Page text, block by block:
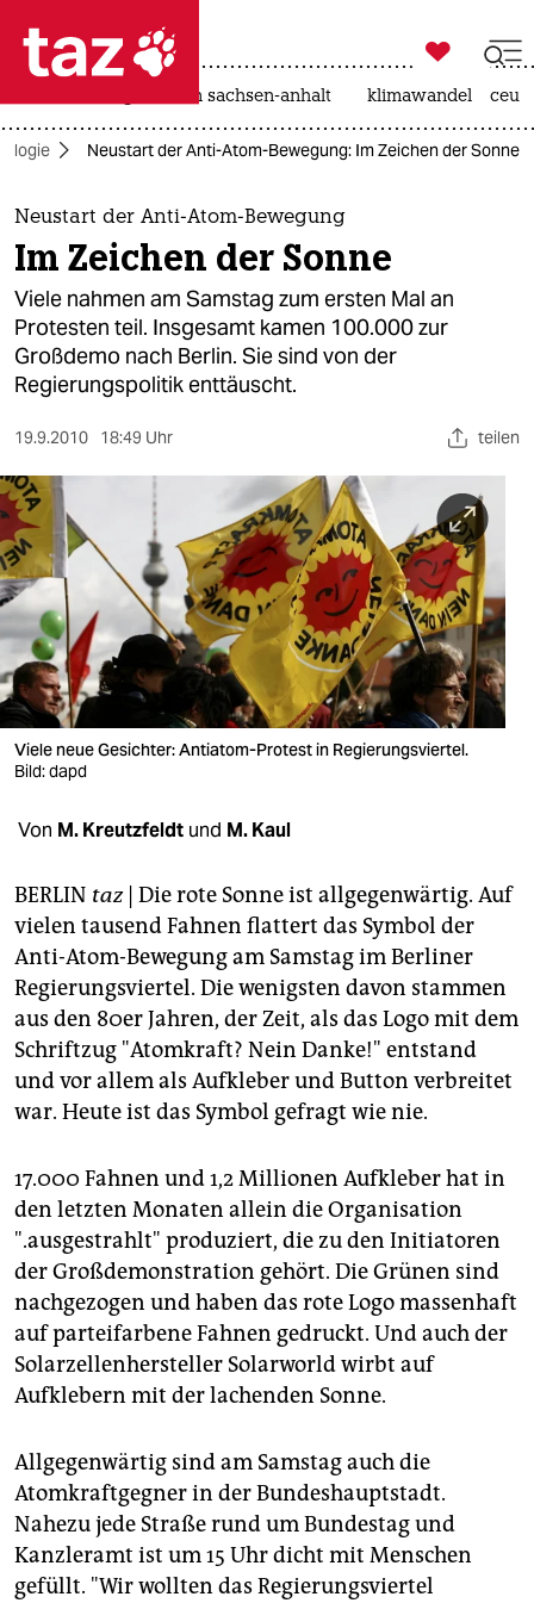
 taz zahl ich
taz zahl ich
themen
politik
öko
gesellschaft
kultur
sport
berlin
nord
wahrheit
verlag
verlag
shop
fragen & hilfe
unterstützen
abo
genossenschaft
epaper login

taz zahl ich
landtagswahl in sachsen-anhalt klimawandel ceuta
Neustart der Anti-Atom-Bewegung: Im Zeichen der Sonne
Neustart der Anti-Atom-Bewegung
Im Zeichen der Sonne
Viele nahmen am Samstag zum ersten Mal an
Protesten teil. Insgesamt kamen 100.000 zur
Großdemo nach Berlin. Sie sind von der
Regierungspolitik enttäuscht.
19.9.2010 18:49 Uhr teilen
Viele neue Gesichter: Antiatom-Protest in Regierungsviertel.
Bild: dapd
Von M. Kreutzfeldt und M. Kaul
BERLIN taz| Die rote Sonne ist allgegenwärtig. Auf
vielen tausend Fahnen flattert das Symbol der
Anti-Atom-Bewegung am Samstag im Berliner
Regierungsviertel. Die wenigsten davon stammen
aus den 80er Jahren, der Zeit, als das Logo mit dem
Schriftzug "Atomkraft? Nein Danke!" entstand
und vor allem als Aufkleber und Button verbreitet
war. Heute ist das Symbol gefragt wie nie.
17.000 Fahnen und 1,2 Millionen Aufkleber hat in
den letzten Monaten allein die Organisation
".ausgestrahlt" produziert, die zu den Initiatoren
der Großdemonstration gehört. Die Grünen sind
nachgezogen und haben das rote Logo massenhaft
auf parteifarbene Fahnen gedruckt. Und auch der
Solarzellenhersteller Solarworld wirbt auf
Aufklebern mit der lachenden Sonne.
Allgegenwärtig sind am Samstag auch die
Atomkraftgegner in der Bundeshauptstadt.
Nahezu jede Straße rund um Bundestag und
Kanzleramt ist um 15 Uhr dicht mit Menschen
gefüllt. "Wir wollten das Regierungsviertel